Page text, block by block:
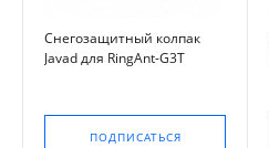
Снегозащитный колпак
Javad для RingAnt-G3T
ПОДПИСАТЬСЯ